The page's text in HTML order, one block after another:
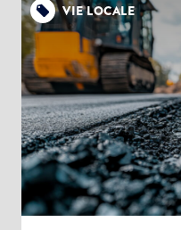
VIE LOCALE